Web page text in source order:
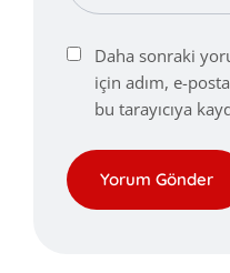
Daha sonraki
için adım, e-
bu tarayıcıya